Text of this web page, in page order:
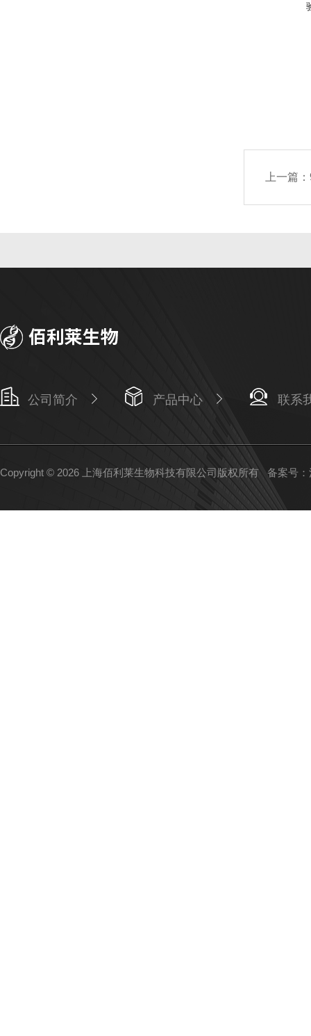
上一篇：
公司简介 产品中心 联系
Copyright © 2026 上海佰利莱生物科技有限公司版权所有 备案号：